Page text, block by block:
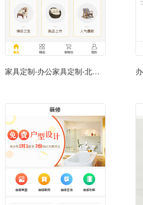
家具定制-办公家具定制-北京办公家具定制公司小程序